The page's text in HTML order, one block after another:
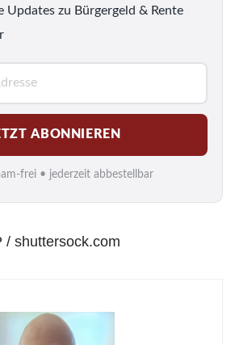
Updates zu Bürgergeld & Rente
M
a
i
l
*
ABONNIEREN
frei • jederzeit abbestellbar
/ shuttersock.com